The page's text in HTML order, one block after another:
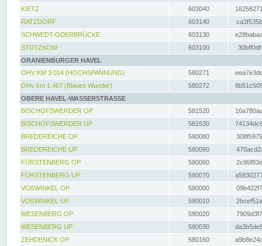
KIETZ
603040
RATZDORF
603140
SCHWEDT-ODERBRÜCKE
603130
STÜTZKOW
603100
ORANIENBURGER HAVEL
OHV KM 3.014 (HOCHSPANNUNG)
580271
OHv km 1.467 (Blaues Wunder)
580272
OBERE HAVEL-WASSERSTRASSE
BISCHOFSWERDER OP
581520
BISCHOFSWERDER UP
581530
BREDEREICHE OP
580080
BREDEREICHE UP
580090
FÜRSTENBERG OP
580060
FÜRSTENBERG UP
580070
VOßWINKEL OP
580000
VOßWINKEL UP
580010
WESENBERG OP
580020
WESENBERG UP
580030
ZEHDENICK OP
580160